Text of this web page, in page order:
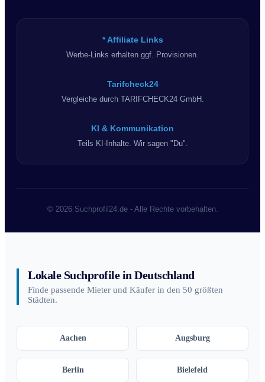
* Affiliate Links
Werbe-Links erhalten ggf. Provisionen.
Tarifcheck24
Vergleiche durch TARIFCHECK24 GmbH.
KI & Kommunikation
Teils KI-Inhalte. Wir sagen "Du".
© 2026 Suchprofil24.de - Alle Rechte vorbehalten.
Lokale Suchprofile in Deutschland
Finde passende Mieter und Käufer in den 50 größten
Städten.
Aachen Augsburg
Berlin Bielefeld